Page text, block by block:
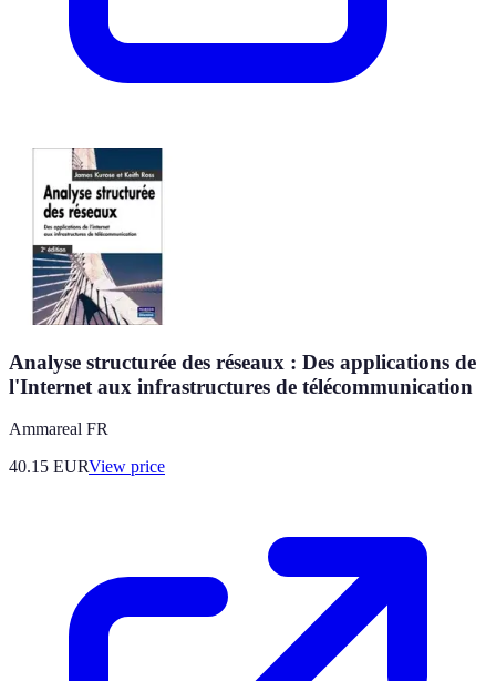
Analyse structurée des réseaux : Des applications de
l'Internet aux infrastructures de télécommunication
Ammareal FR
40.15 EURView price